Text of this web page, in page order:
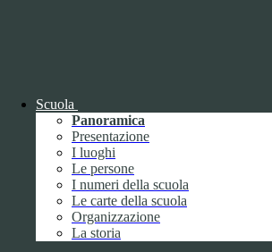
Scuola
Panoramica
Presentazione
I luoghi
Le persone
I numeri della scuola
Le carte della scuola
Organizzazione
La storia
Bandi di concorso